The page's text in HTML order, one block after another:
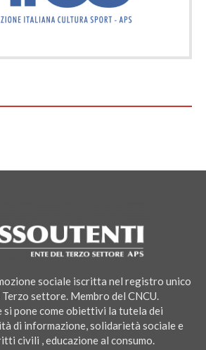
sociale iscritta nel registro unico
settore. Membro del CNCU.
si pone come obiettivi la tutela dei
di informazione, solidarietà sociale e
civili , educazione al consumo.